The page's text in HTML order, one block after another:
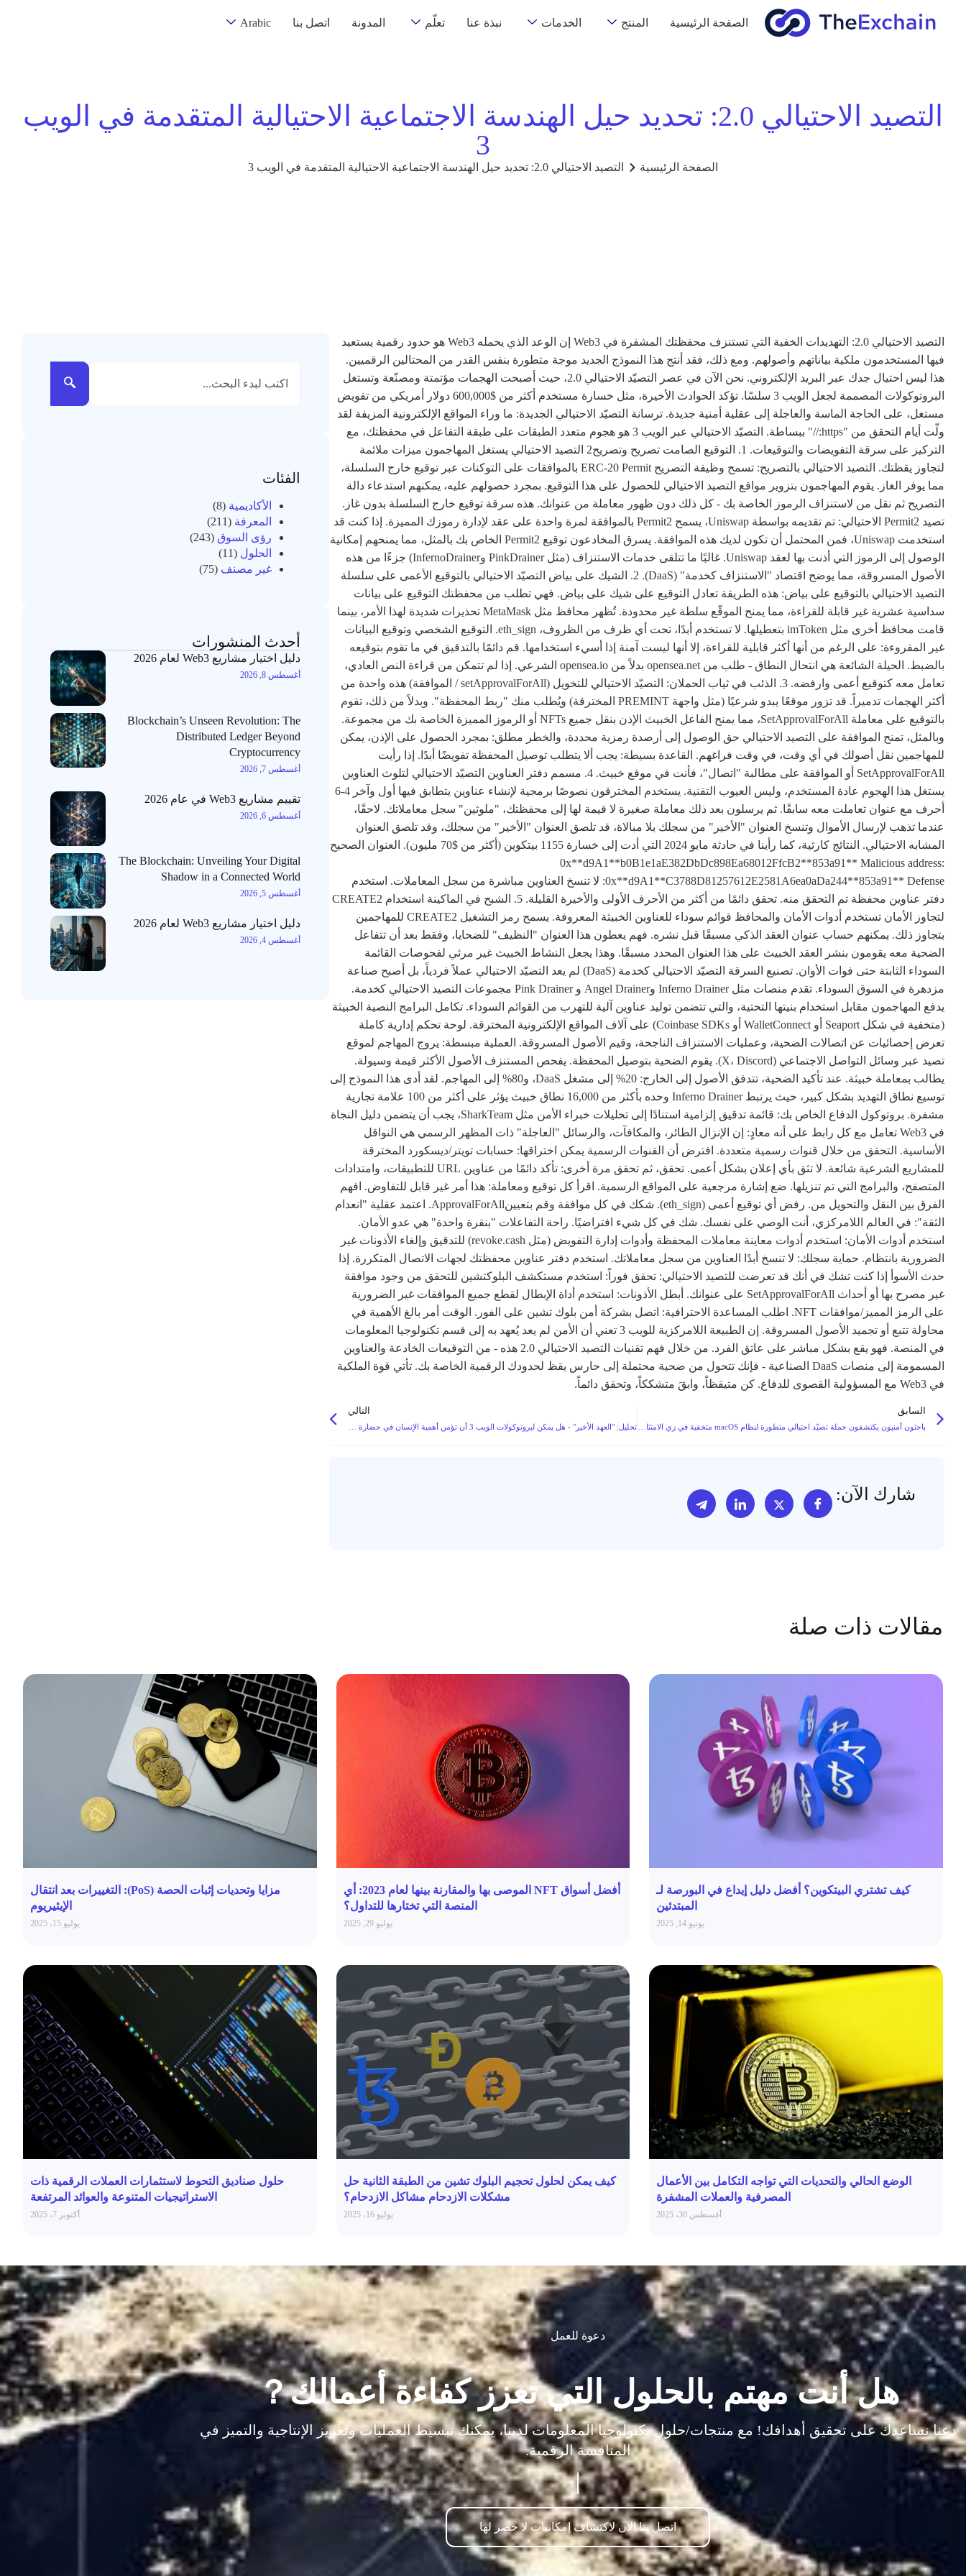
الصفحة الرئيسية المنتج الخدمات نبذة عنا تعلّم المدونة اتصل بنا Arabic
التصيد الاحتيالي 2.0: تحديد حيل الهندسة الاجتماعية الاحتيالية المتقدمة في الويب
3
الصفحة الرئيسية التصيد الاحتيالي 2.0: تحديد حيل الهندسة الاجتماعية الاحتيالية المتقدمة في الويب 3
التصيد الاحتيالي 2.0: التهديدات الخفية التي تستنزف محفظتك المشفرة في Web3 إن الوعد الذي يحمله Web3 هو حدود رقمية يستعيد
فيها المستخدمون ملكية بياناتهم وأصولهم. ومع ذلك، فقد أنتج هذا النموذج الجديد موجة متطورة بنفس القدر من المحتالين الرقميين.
هذا ليس احتيال جدك عبر البريد الإلكتروني. نحن الآن في عصر التصيّد الاحتيالي 2.0، حيث أصبحت الهجمات مؤتمتة ومصنّعة وتستغل
البروتوكولات المصممة لجعل الويب 3 سلسًا. تؤكد الحوادث الأخيرة، مثل خسارة مستخدم أكثر من $600,000 دولار أمريكي من تفويض
مستغل، على الحاجة الماسة والعاجلة إلى عقلية أمنية جديدة. ترسانة التصيّد الاحتيالي الجديدة: ما وراء المواقع الإلكترونية المزيفة لقد
ولّت أيام التحقق من "https://" ببساطة. التصيّد الاحتيالي عبر الويب 3 هو هجوم متعدد الطبقات على طبقة التفاعل في محفظتك، مع
التركيز على سرقة التفويضات والتوقيعات. 1. التوقيع الصامت تصريح وتصريح2 التصيد الاحتيالي يستغل المهاجمون ميزات ملائمة
لتجاوز يقظتك. التصيد الاحتيالي بالتصريح: تسمح وظيفة التصريح ERC-20 Permit بالموافقات على التوكنات عبر توقيع خارج السلسلة،
مما يوفر الغاز. يقوم المهاجمون بتزوير مواقع التصيد الاحتيالي للحصول على هذا التوقيع. بمجرد حصولهم عليه، يمكنهم استدعاء دالة
التصريح ثم نقل من لاستنزاف الرموز الخاصة بك - كل ذلك دون ظهور معاملة من عنوانك. هذه سرقة توقيع خارج السلسلة بدون غاز.
تصيد Permit2 الاحتيالي: تم تقديمه بواسطة Uniswap، يسمح Permit2 بالموافقة لمرة واحدة على عقد لإدارة رموزك المميزة. إذا كنت قد
استخدمت Uniswap، فمن المحتمل أن تكون لديك هذه الموافقة. يسرق المخادعون توقيع Permit2 الخاص بك بالمثل، مما يمنحهم إمكانية
الوصول إلى الرموز التي أذنت بها لعقد Uniswap. غالبًا ما تتلقى خدمات الاستنزاف (مثل PinkDrainer وInfernoDrainer) جزءًا من هذه
الأصول المسروقة، مما يوضح اقتصاد "الاستنزاف كخدمة" (DaaS). 2. الشيك على بياض التصيّد الاحتيالي بالتوقيع الأعمى على سلسلة
التصيد الاحتيالي بالتوقيع على بياض: هذه الطريقة تعادل التوقيع على شيك على بياض. فهي تطلب من محفظتك التوقيع على بيانات
سداسية عشرية غير قابلة للقراءة، مما يمنح الموقّع سلطة غير محدودة. تُظهر محافظ مثل MetaMask تحذيرات شديدة لهذا الأمر، بينما
قامت محافظ أخرى مثل imToken بتعطيلها. لا تستخدم أبدًا، تحت أي ظرف من الظروف، eth_sign. التوقيع الشخصي وتوقيع البيانات
غير المقروءة: على الرغم من أنها أكثر قابلية للقراءة، إلا أنها ليست آمنة إذا أسيء استخدامها. قم دائمًا بالتدقيق في ما تقوم بتوقيعه
بالضبط. الحيلة الشائعة هي انتحال النطاق - طلب من opensea.net بدلاً من opensea.io الشرعي. إذا لم تتمكن من قراءة النص العادي،
تعامل معه كتوقيع أعمى وارفضه. 3. الذئب في ثياب الحملان: التصيّد الاحتيالي للتخويل (setApprovalForAll / الموافقة) هذه واحدة من
أكثر الهجمات تدميراً. قد تزور موقعًا يبدو شرعيًا (مثل واجهة PREMINT المخترقة) ويُطلب منك "ربط المحفظة". وبدلاً من ذلك، تقوم
بالتوقيع على معاملة SetApprovalForAll، مما يمنح الفاعل الخبيث الإذن بنقل جميع NFTs أو الرموز المميزة الخاصة بك من مجموعة.
وبالمثل، تمنح الموافقة على التصيد الاحتيالي حق الوصول إلى أرصدة رمزية محددة، والخطر مطلق: بمجرد الحصول على الإذن، يمكن
للمهاجمين نقل أصولك في أي وقت، في وقت فراغهم. القاعدة بسيطة: يجب ألا يتطلب توصيل المحفظة تفويضًا أبدًا. إذا رأيت
SetApprovalForAll أو الموافقة على مطالبة "اتصال"، فأنت في موقع خبيث. 4. مسمم دفتر العناوين التصيّد الاحتيالي لتلوث العناوين
يستغل هذا الهجوم عادة المستخدم، وليس العيوب التقنية. يستخدم المخترقون نصوصًا برمجية لإنشاء عناوين يتطابق فيها أول وآخر 4-6
أحرف مع عنوان تعاملت معه سابقًا. ثم يرسلون بعد ذلك معاملة صغيرة لا قيمة لها إلى محفظتك، "ملوثين" سجل معاملاتك. لاحقًا،
عندما تذهب لإرسال الأموال وتنسخ العنوان "الأخير" من سجلك بلا مبالاة، قد تلصق العنوان "الأخير" من سجلك، وقد تلصق العنوان
المشابه الاحتيالي. النتائج كارثية، كما رأينا في حادثة مايو 2024 التي أدت إلى خسارة 1155 بيتكوين (أكثر من $70 مليون). العنوان الصحيح
0x**d9A1**b0B1e1aE382DbDc898Ea68012FfcB2**853a91** Malicious address:
0x**d9A1**C3788D81257612E2581A6ea0aDa244**853a91** Defense: لا تنسخ العناوين مباشرة من سجل المعاملات. استخدم
دفتر عناوين محفظة تم التحقق منه. تحقق دائمًا من أكثر من الأحرف الأولى والأخيرة القليلة. 5. الشبح في الماكينة استخدام CREATE2
لتجاوز الأمان تستخدم أدوات الأمان والمحافظ قوائم سوداء للعناوين الخبيثة المعروفة. يسمح رمز التشغيل CREATE2 للمهاجمين
بتجاوز ذلك. يمكنهم حساب عنوان العقد الذكي مسبقًا قبل نشره. فهم يعطون هذا العنوان "النظيف" للضحايا، وفقط بعد أن تتفاعل
الضحية معه يقومون بنشر العقد الخبيث على هذا العنوان المحدد مسبقًا. وهذا يجعل النشاط الخبيث غير مرئي لفحوصات القائمة
السوداء الثابتة حتى فوات الأوان. تصنيع السرقة التصيّد الاحتيالي كخدمة (DaaS) لم يعد التصيّد الاحتيالي عملاً فردياً، بل أصبح صناعة
مزدهرة في السوق السوداء. تقدم منصات مثل Inferno Drainer وAngel Drainer و Pink Drainer مجموعات التصيد الاحتيالي كخدمة.
يدفع المهاجمون مقابل استخدام بنيتها التحتية، والتي تتضمن توليد عناوين آلية للتهرب من القوائم السوداء. تكامل البرامج النصية الخبيثة
(متخفية في شكل Seaport أو WalletConnect أو Coinbase SDKs) على آلاف المواقع الإلكترونية المخترقة. لوحة تحكم إدارية كاملة
تعرض إحصائيات عن اتصالات الضحية، وعمليات الاستنزاف الناجحة، وقيم الأصول المسروقة. العملية مبسطة: يروج المهاجم لموقع
تصيد عبر وسائل التواصل الاجتماعي (X، Discord). يقوم الضحية بتوصيل المحفظة. يفحص المستنزف الأصول الأكثر قيمة وسيولة.
يطالب بمعاملة خبيثة. عند تأكيد الضحية، تتدفق الأصول إلى الخارج: 20% إلى مشغل DaaS، و80% إلى المهاجم. لقد أدى هذا النموذج إلى
توسيع نطاق التهديد بشكل كبير، حيث يرتبط Inferno Drainer وحده بأكثر من 16,000 نطاق خبيث يؤثر على أكثر من 100 علامة تجارية
مشفرة. بروتوكول الدفاع الخاص بك: قائمة تدقيق إلزامية استنادًا إلى تحليلات خبراء الأمن مثل SharkTeam، يجب أن يتضمن دليل النجاة
في Web3 تعامل مع كل رابط على أنه معادٍ: إن الإنزال الطائر، والمكافآت، والرسائل "العاجلة" ذات المظهر الرسمي هي النواقل
الأساسية. التحقق من خلال قنوات رسمية متعددة. افترض أن القنوات الرسمية يمكن اختراقها: حسابات تويتر/ديسكورد المخترقة
للمشاريع الشرعية شائعة. لا تثق بأي إعلان بشكل أعمى. تحقق، ثم تحقق مرة أخرى: تأكد دائمًا من عناوين URL للتطبيقات، وامتدادات
المتصفح، والبرامج التي تم تنزيلها. ضع إشارة مرجعية على المواقع الرسمية. اقرأ كل توقيع ومعاملة: هذا أمر غير قابل للتفاوض. افهم
الفرق بين النقل والتحويل من. رفض أي توقيع أعمى (eth_sign). شكك في كل موافقة وقم بتعيينApprovalForAll. اعتمد عقلية "انعدام
الثقة": في العالم اللامركزي، أنت الوصي على نفسك. شك في كل شيء افتراضيًا. راحة التفاعلات "بنقرة واحدة" هي عدو الأمان.
استخدم أدوات الأمان: استخدم أدوات معاينة معاملات المحفظة وأدوات إدارة التفويض (مثل revoke.cash) للتدقيق وإلغاء الأذونات غير
الضرورية بانتظام. حماية سجلك: لا تنسخ أبدًا العناوين من سجل معاملاتك. استخدم دفتر عناوين محفظتك لجهات الاتصال المتكررة. إذا
حدث الأسوأ إذا كنت تشك في أنك قد تعرضت للتصيد الاحتيالي: تحقق فوراً: استخدم مستكشف البلوكتشين للتحقق من وجود موافقة
غير مصرح بها أو أحداث SetApprovalForAll على عنوانك. أبطل الأذونات: استخدم أداة الإبطال لقطع جميع الموافقات غير الضرورية
على الرمز المميز/موافقات NFT. اطلب المساعدة الاحترافية: اتصل بشركة أمن بلوك تشين على الفور. الوقت أمر بالغ الأهمية في
محاولة تتبع أو تجميد الأصول المسروقة. إن الطبيعة اللامركزية للويب 3 تعني أن الأمن لم يعد يُعهد به إلى قسم تكنولوجيا المعلومات
في المنصة. فهو يقع بشكل مباشر على عاتق الفرد. من خلال فهم تقنيات التصيد الاحتيالي 2.0 هذه - من التوقيعات الخادعة والعناوين
المسمومة إلى منصات DaaS الصناعية - فإنك تتحول من ضحية محتملة إلى حارس يقظ لحدودك الرقمية الخاصة بك. تأتي قوة الملكية
في Web3 مع المسؤولية القصوى للدفاع. كن متيقظاً، وابقَ متشككاً، وتحقق دائماً.
السابق التالي
شارك الآن:
الفئات
الأكاديمية (8)
المعرفة (211)
رؤى السوق (243)
الحلول (11)
غير مصنف (75)
أحدث المنشورات
دليل اختيار مشاريع Web3 لعام 2026
أغسطس 8, 2026
Blockchain’s Unseen Revolution: The
Distributed Ledger Beyond
Cryptocurrency
أغسطس 7, 2026
تقييم مشاريع Web3 في عام 2026
أغسطس 6, 2026
The Blockchain: Unveiling Your Digital
Shadow in a Connected World
أغسطس 5, 2026
دليل اختيار مشاريع Web3 لعام 2026
أغسطس 4, 2026
مقالات ذات صلة
كيف تشتري البيتكوين؟ أفضل دليل إيداع في البورصة لـ
المبتدئين
يونيو 14, 2025
أفضل أسواق NFT الموصى بها والمقارنة بينها لعام 2023: أي
المنصة التي تختارها للتداول؟
يوليو 29, 2025
مزايا وتحديات إثبات الحصة (PoS): التغييرات بعد انتقال
الإيثيريوم
يوليو 15، 2025
الوضع الحالي والتحديات التي تواجه التكامل بين الأعمال
المصرفية والعملات المشفرة
أغسطس 30، 2025
كيف يمكن لحلول تحجيم البلوك تشين من الطبقة الثانية حل
مشكلات الازدحام مشاكل الازدحام؟
يوليو 16، 2025
حلول صناديق التحوط لاستثمارات العملات الرقمية ذات
الاستراتيجيات المتنوعة والعوائد المرتفعة
أكتوبر 7، 2025
دعوة للعمل
هل أنت مهتم بالحلول التي تعزز كفاءة أعمالك？
دعنا نساعدك على تحقيق أهدافك! مع منتجات/حلول تكنولوجيا المعلومات لدينا، يمكنك تبسيط العمليات وتعزيز الإنتاجية والتميز في
المنافسة الرقمية.
اتصل بنا الآن لاكتشاف إمكانيات لا حصر لها